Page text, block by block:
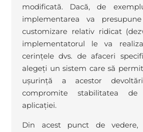
modificată. Dacă, de
implementarea va
customizare relativ ridicat
implementatorul le va
cerințele dvs. de afaceri
alegeți un sistem care să
ușurință a acestor
compromite stabilitatea
aplicației.
Din acest punct de vedere,